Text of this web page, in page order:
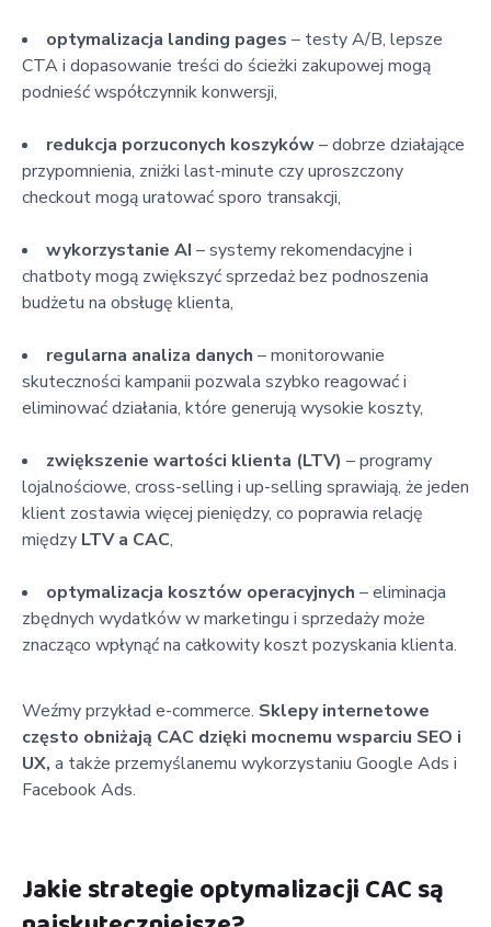
optymalizacja landing pages – testy A/B, lepsze
CTA i dopasowanie treści do ścieżki zakupowej mogą
podnieść współczynnik konwersji,
redukcja porzuconych koszyków– dobrze działające
przypomnienia, zniżki last-minute czy uproszczony
checkout mogą uratować sporo transakcji,
wykorzystanie AI – systemy rekomendacyjne i
chatboty mogą zwiększyć sprzedaż bez podnoszenia
budżetu na obsługę klienta,
regularna analiza danych – monitorowanie
skuteczności kampanii pozwala szybko reagować i
eliminować działania, które generują wysokie koszty,
zwiększenie wartości klienta (LTV) – programy
lojalnościowe, cross-selling i up-selling sprawiają, że jeden
klient zostawia więcej pieniędzy, co poprawia relację
między LTV a CAC,
optymalizacja kosztów operacyjnych – eliminacja
zbędnych wydatków w marketingu i sprzedaży może
znacząco wpłynąć na całkowity koszt pozyskania klienta.
Weźmy przykład e-commerce. Sklepy internetowe
często obniżają CAC dzięki mocnemu wsparciu SEO i
UX, a także przemyślanemu wykorzystaniu Google Ads i
Facebook Ads.
Jakie strategie optymalizacji CAC są